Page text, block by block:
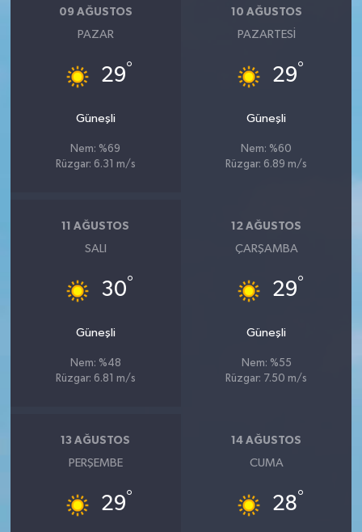
09 AĞUSTOS
PAZAR
29°
Güneşli
Nem: %69
Rüzgar: 6.31 m/s
10 AĞUSTOS
PAZARTESI
29°
Güneşli
Nem: %60
Rüzgar: 6.89 m/s
11 AĞUSTOS
SALI
30°
Güneşli
Nem: %48
Rüzgar: 6.81 m/s
12 AĞUSTOS
ÇARŞAMBA
29°
Güneşli
Nem: %55
Rüzgar: 7.50 m/s
13 AĞUSTOS
PERŞEMBE
29°
14 AĞUSTOS
CUMA
28°